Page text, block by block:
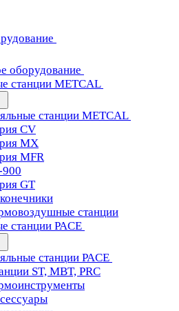
оборудование
станции METCAL
станции METCAL
CV
MX
MFR
900
GT
станции
станции PACE
станции PACE
ST, MBT, PRC